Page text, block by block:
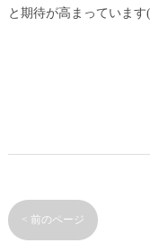
と期待が高まっています
< 前のページ